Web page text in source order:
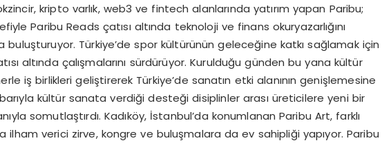
kripto varlık, web3 ve fintech alanlarında yatırım yapan Paribu;
Paribu Reads çatısı altında teknoloji ve finans okuryazarlığını
buluşturuyor. Türkiye’de spor kültürünün geleceğine katkı sağlamak için
altında çalışmalarını sürdürüyor. Kurulduğu günden bu yana kültür
iş birlikleri geliştirerek Türkiye’de sanatın etki alanının genişlemesine
kültür sanata verdiği desteği disiplinler arası üreticilere yeni bir
somutlaştırdı. Kadıköy, İstanbul’da konumlanan Paribu Art, farklı
ilham verici zirve, kongre ve buluşmalara da ev sahipliği yapıyor. Paribu